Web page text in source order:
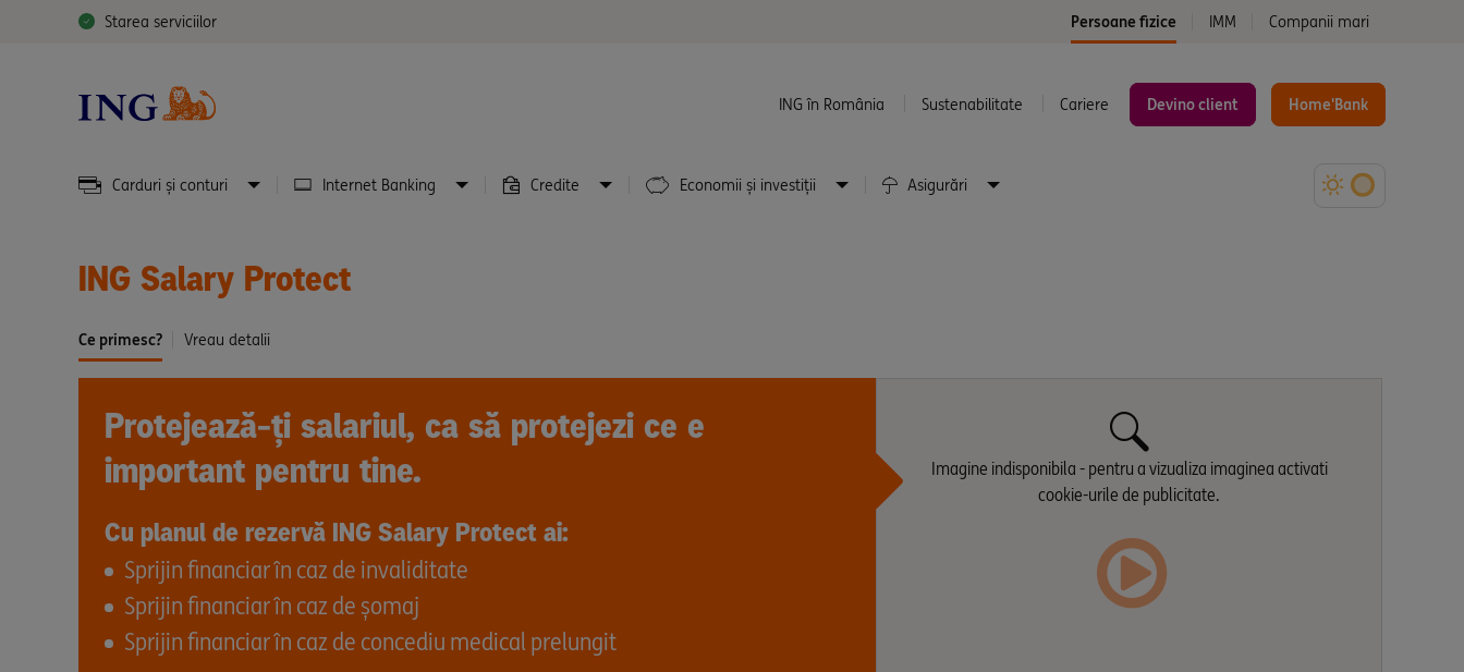
Starea serviciilor Persoane fizice IMM Companii mari
ING în România Sustenabilitate Cariere Devino client Home'Bank
Carduri și conturi Internet Banking Credite Economii și investiții Asigurări
ING Salary Protect
Ce primesc? Vreau detalii
Imagine indisponibila - pentru a vizualiza imaginea activati
cookie-urile de publicitate.
Protejează-ți salariul, ca să protejezi ce e
important pentru tine.
Cu planul de rezervă ING Salary Protect ai:
Sprijin financiar în caz de invaliditate
Sprijin financiar în caz de șomaj
Sprijin financiar în caz de concediu medical prelungit